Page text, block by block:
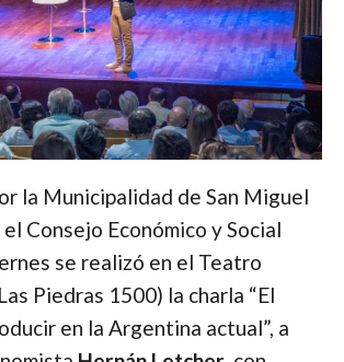
la Municipalidad de San Miguel
el Consejo Económico y Social
se realizó en el Teatro
Piedras 1500) la charla “El
en la Argentina actual”, a